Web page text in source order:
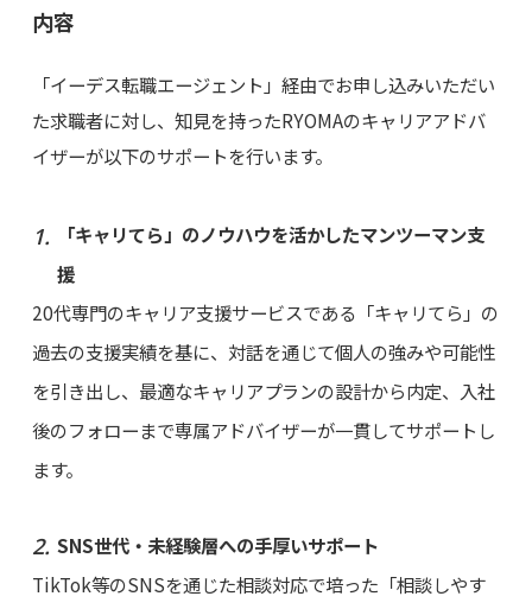
内容
「イーデス転職エージェント」経由でお申し込みいただい
た求職者に対し、知見を持ったRYOMAのキャリアアドバ
イザーが以下のサポートを行います。
「キャリてら」のノウハウを活かしたマンツーマン支
援
20代専門のキャリア支援サービスである「キャリてら」の
過去の支援実績を基に、対話を通じて個人の強みや可能性
を引き出し、最適なキャリアプランの設計から内定、入社
後のフォローまで専属アドバイザーが一貫してサポートし
ます。
SNS世代・未経験層への手厚いサポート
TikTok等のSNSを通じた相談対応で培った「相談しやす